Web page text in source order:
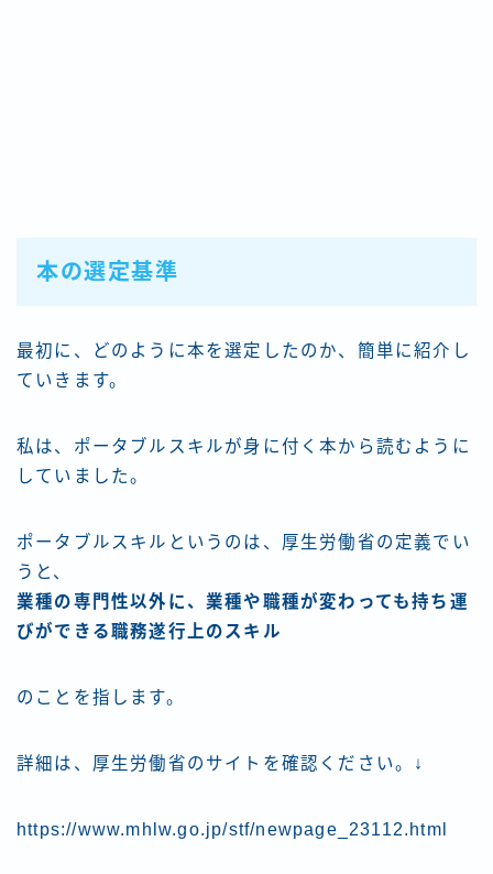
本の選定基準
最初に、どのように本を選定したのか、簡単に紹介し
ていきます。
私は、 ポータブルスキルが身に付く本から読むように
していました。
ポータブルスキルというのは、厚生労働省の定義でい
うと、
業種の専門性以外に、業種や職種が変わっても持ち運
びができる職務遂行上のスキル
のことを指します。
詳細は、厚生労働省のサイトを確認ください。↓
https://www.mhlw.go.jp/stf/newpage_23112.html